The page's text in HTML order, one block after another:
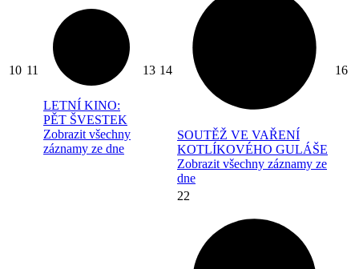
10 11
LETNÍ KINO:
PĚT ŠVESTEK
Zobrazit všechny
záznamy ze dne
13 14
SOUTĚŽ VE VAŘENÍ
KOTLÍKOVÉHO GULÁŠE
Zobrazit všechny záznamy ze
dne
16
22